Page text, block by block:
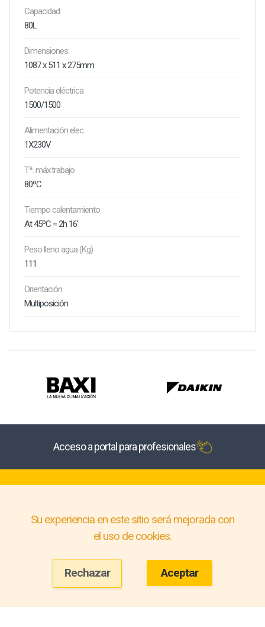
Capacidad:
80L
Dimensiones:
1087 x 511 x 275mm
Potencia eléctrica
1500/1500
Alimentación elec.
1X230V
Tª. máx.trabajo
80ºC
Tiempo calentamiento
At 45ºC = 2h 16'
Peso lleno agua (Kg)
111
Orientación
Multiposición
Acceso a portal para profesionales
Su experiencia en este sitio será mejorada con
el uso de cookies.
Rechazar Aceptar